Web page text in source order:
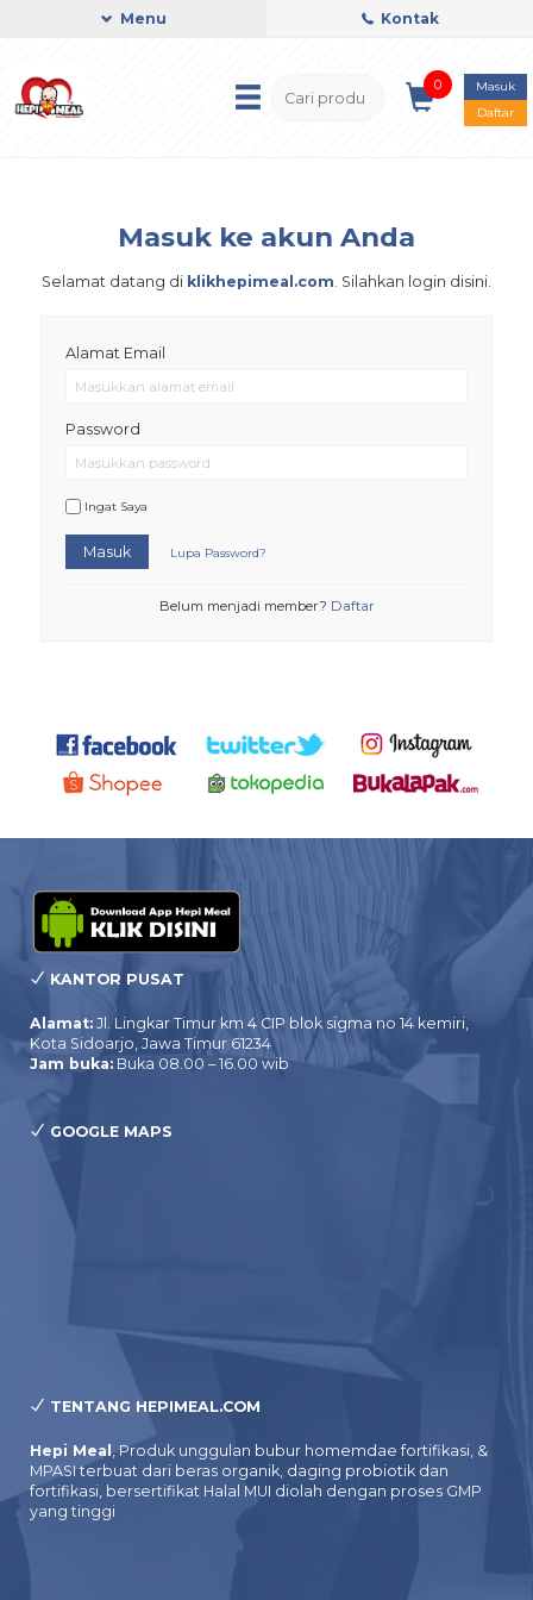
Menu Kontak
0
Masuk
Daftar
Masuk ke akun Anda
Selamat datang di klikhepimeal.com . Silahkan login disini.
Alamat Email
Password
Ingat Saya
Masuk Lupa Password?
Belum menjadi member? Daftar
KANTOR PUSAT
Alamat: Jl. Lingkar Timur km 4 CIP blok sigma no 14 kemiri,
Kota Sidoarjo, Jawa Timur 61234
Jam buka: Buka 08.00 – 16.00 wib
GOOGLE MAPS
TENTANG HEPIMEAL.COM
Hepi Meal , Produk unggulan bubur homemdae fortifikasi, &
MPASI terbuat dari beras organik, daging probiotik dan
fortifikasi, bersertifikat Halal MUI diolah dengan proses GMP
yang tinggi